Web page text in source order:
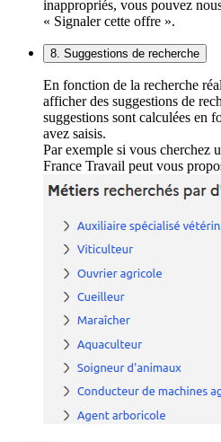
inappropriés, vous pouvez
« Signaler cette offre ».
8. Suggestions de recherche
En fonction de la recherche
afficher des suggestions de
suggestions sont calculées en
avez saisis.
Par exemple si vous cherchez
France Travail peut vous